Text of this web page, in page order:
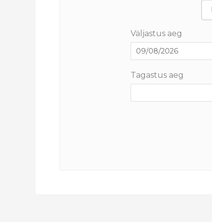
Väljastus aeg
Tagastus aeg